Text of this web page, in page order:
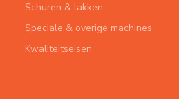
Schuren & lakken
Speciale & overige machines
Kwaliteitseisen